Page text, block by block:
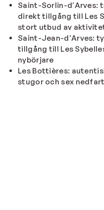
Saint-Sorlin-d'Arves:
direkt tillgång till Les
stort utbud av
Saint-Jean-d'Arves:
tillgång till Les
nybörjare
Les Bottières:
stugor och sex